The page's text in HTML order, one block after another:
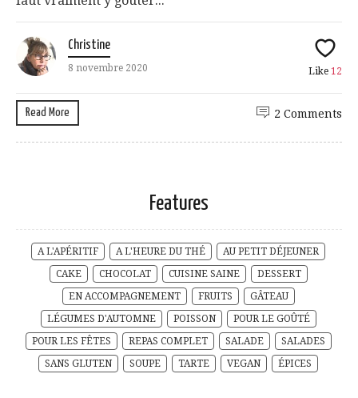
Christine
8 novembre 2020 Like 12
Read More 2 Comments
Features
A L'APÉRITIF A L'HEURE DU THÉ
AU PETIT DÉJEUNER
CAKE
CHOCOLAT CUISINE SAINE
DESSERT
EN ACCOMPAGNEMENT
FRUITS
GÂTEAU
LÉGUMES D'AUTOMNE
POISSON
POUR LE GOÛTÉ
POUR LES FÊTES
REPAS COMPLET SALADE
SALADES
SANS GLUTEN
SOUPE TARTE VEGAN ÉPICES